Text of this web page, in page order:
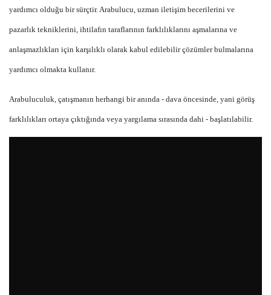
yardımcı olduğu bir sürçtir. Arabulucu, uzman iletişim becerilerini ve
pazarlık tekniklerini, ihtilafın taraflarının farklılıklarını aşmalarına ve
anlaşmazlıkları için karşılıklı olarak kabul edilebilir çözümler bulmalarına
yardımcı olmakta kullanır.
Arabuluculuk, çatışmanın herhangi bir anında - dava öncesinde, yani görüş
farklılıkları ortaya çıktığında veya yargılama sırasında dahi - başlatılabilir.